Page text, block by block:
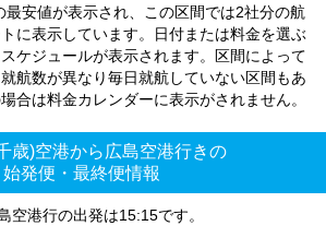
最安値が表示され、この区間では2社分の航
に表示しています。日付または料金を選ぶ
ケジュールが表示されます。区間によって
航数が異なり毎日就航していない区間もあ
合は料金カレンダーに表示がされません。
歳)空港から広島空港行きの
始発便・最終便情報
空港行の出発は15:15です。